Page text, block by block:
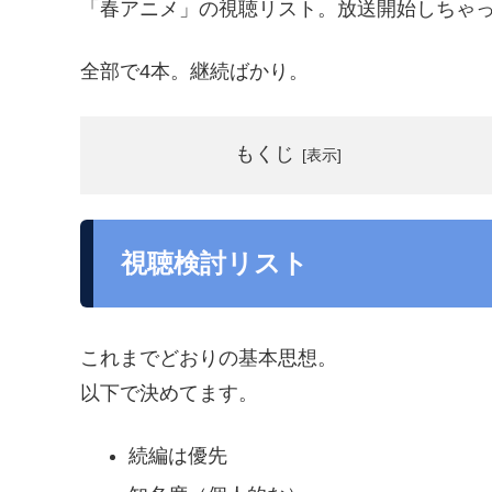
「春アニメ」の視聴リスト。放送開始しちゃ
全部で4本。継続ばかり。
もくじ
視聴検討リスト
これまでどおりの基本思想。
以下で決めてます。
続編は優先